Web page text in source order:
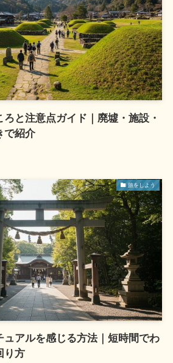
と注意点ガイド｜廃墟・施設・
で紹介
旅をしよう
ュアルを感じる方法｜短時間でわ
り方